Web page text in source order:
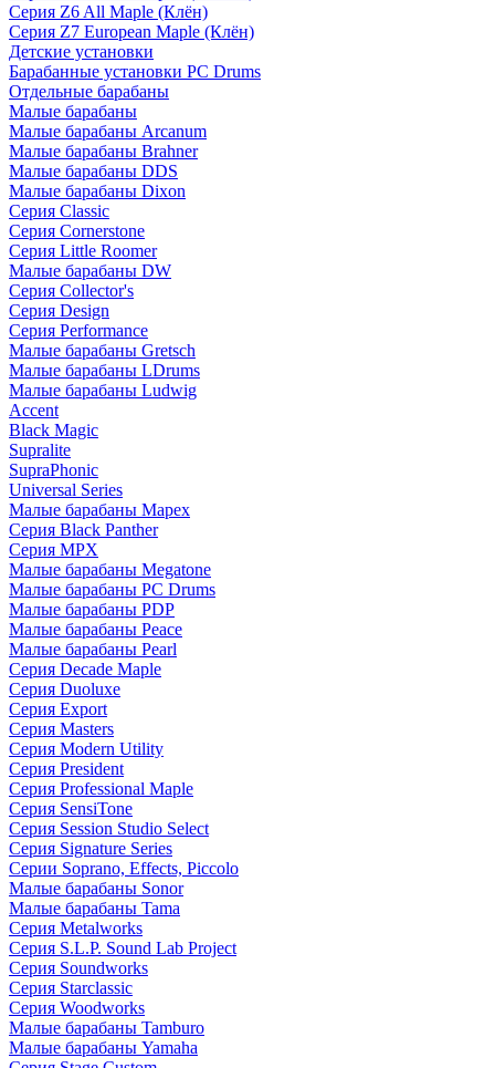
Серия Z6 All Maple (Клён)
Серия Z7 European Maple (Клён)
Детские установки
Барабанные установки PC Drums
Отдельные барабаны
Малые барабаны
Малые барабаны Arcanum
Малые барабаны Brahner
Малые барабаны DDS
Малые барабаны Dixon
Серия Classic
Серия Cornerstone
Серия Little Roomer
Малые барабаны DW
Серия Collector's
Серия Design
Серия Performance
Малые барабаны Gretsch
Малые барабаны LDrums
Малые барабаны Ludwig
Accent
Black Magic
Supralite
SupraPhonic
Universal Series
Малые барабаны Mapex
Серия Black Panther
Серия MPX
Малые барабаны Megatone
Малые барабаны PC Drums
Малые барабаны PDP
Малые барабаны Peace
Малые барабаны Pearl
Серия Decade Maple
Серия Duoluxe
Серия Export
Серия Masters
Серия Modern Utility
Серия President
Серия Professional Maple
Серия SensiTone
Серия Session Studio Select
Серия Signature Series
Серии Soprano, Effects, Piccolo
Малые барабаны Sonor
Малые барабаны Tama
Серия Metalworks
Серия S.L.P. Sound Lab Project
Серия Soundworks
Серия Starclassic
Серия Woodworks
Малые барабаны Tamburo
Малые барабаны Yamaha